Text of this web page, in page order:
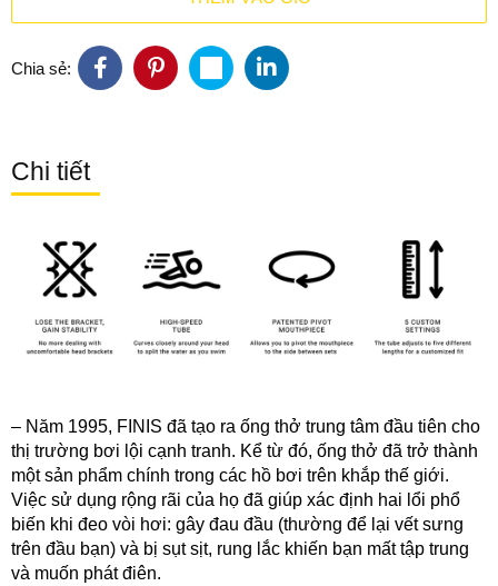
Chia sẻ:
Chi tiết
– Năm 1995, FINIS đã tạo ra ống thở trung tâm đầu tiên cho
thị trường bơi lội cạnh tranh. Kể từ đó, ống thở đã trở thành
một sản phẩm chính trong các hồ bơi trên khắp thế giới.
Việc sử dụng rộng rãi của họ đã giúp xác định hai lổi phổ
biến khi đeo vòi hơi: gây đau đầu (thường để lại vết sưng
trên đầu bạn) và bị sụt sịt, rung lắc khiến bạn mất tập trung
và muốn phát điên.